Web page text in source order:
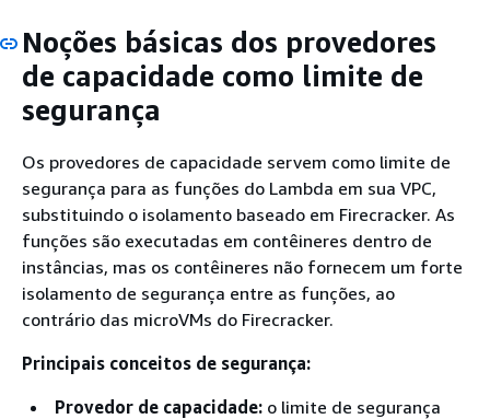
Noções básicas dos provedores
de capacidade como limite de
segurança
Os provedores de capacidade servem como limite de
segurança para as funções do Lambda em sua VPC,
substituindo o isolamento baseado em Firecracker. As
funções são executadas em contêineres dentro de
instâncias, mas os contêineres não fornecem um forte
isolamento de segurança entre as funções, ao
contrário das microVMs do Firecracker.
Principais conceitos de segurança:
Provedor de capacidade: o limite de segurança